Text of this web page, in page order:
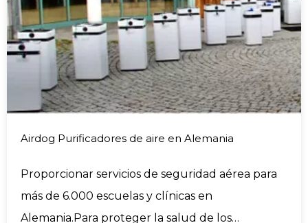
Airdog Purificadores de aire en Alemania
Proporcionar servicios de seguridad aérea para
más de 6.000 escuelas y clínicas en
Alemania.Para proteger la salud de los